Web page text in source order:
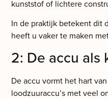
kunststof of lichtere
In de praktijk betekent dit
heeft u vaker te maken
2: De accu
De accu vormt het hart
loodzuuraccu’s met veel